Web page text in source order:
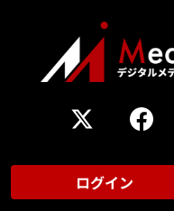
ログイン